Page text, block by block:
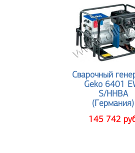
Сварочный
Geko 6401
S/HHBA
(Германия)
145 742